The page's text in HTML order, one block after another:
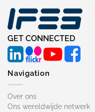
GET CONNECTED
Navigation
Over ons
Ons wereldwijde netwerk